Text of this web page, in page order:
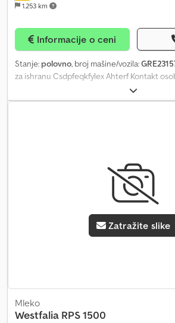
1.253 km
Informacije o ceni
Stanje: polovno, broj mašine/vozila:
za ishranu Csdpfeqkfylex Ahterf Kontakt
Zatražite slike
Mleko
Westfalia RPS 1500